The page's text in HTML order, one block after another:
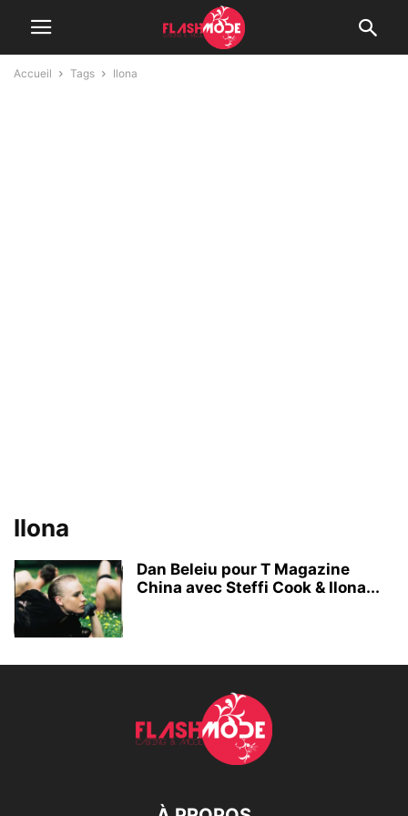
Accueil Tags Ilona
Ilona
Dan Beleiu pour T Magazine
China avec Steffi Cook & Ilona...